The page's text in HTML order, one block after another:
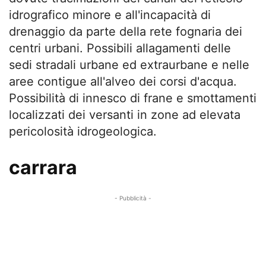
idrografico minore e all'incapacità di
drenaggio da parte della rete fognaria dei
centri urbani. Possibili allagamenti delle
sedi stradali urbane ed extraurbane e nelle
aree contigue all'alveo dei corsi d'acqua.
Possibilità di innesco di frane e smottamenti
localizzati dei versanti in zone ad elevata
pericolosità idrogeologica.
carrara
- Pubblicità -